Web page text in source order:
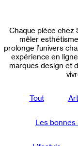
Chaque pièce chez
mêler
prolonge l’univers
expérience en
marques design et
Tout
Les bonnes